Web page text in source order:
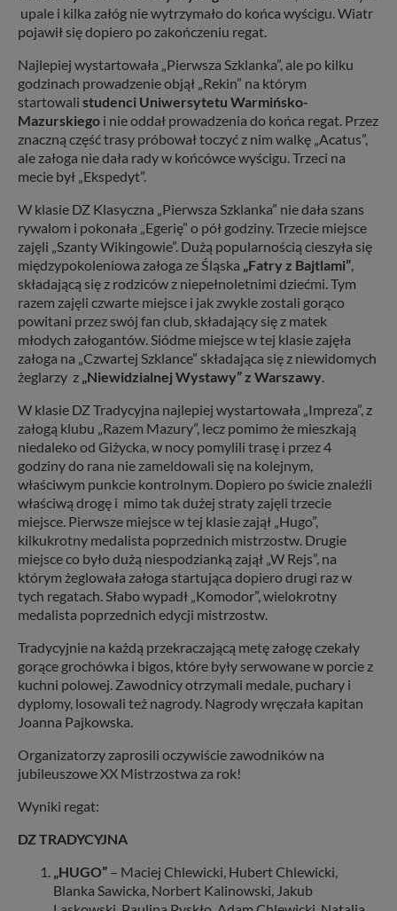
upale i kilka załóg nie wytrzymało do końca wyścigu. Wiatr
pojawił się dopiero po zakończeniu regat.
Najlepiej wystartowała „Pierwsza Szklanka”, ale po kilku
godzinach prowadzenie objął „Rekin” na którym
startowali studenci Uniwersytetu Warmińsko-
Mazurskiego i nie oddał prowadzenia do końca regat. Przez
znaczną część trasy próbował toczyć z nim walkę „Acatus”,
ale załoga nie dała rady w końcówce wyścigu. Trzeci na
mecie był „Ekspedyt”.
W klasie DZ Klasyczna „Pierwsza Szklanka” nie dała szans
rywalom i pokonała „Egerię” o pół godziny. Trzecie miejsce
zajęli „Szanty Wikingowie”. Dużą popularnością cieszyła się
międzypokoleniowa załoga ze Śląska „Fatry z Bajtlami”,
składającą się z rodziców z niepełnoletnimi dziećmi. Tym
razem zajęli czwarte miejsce i jak zwykle zostali gorąco
powitani przez swój fan club, składający się z matek
młodych załogantów. Siódme miejsce w tej klasie zajęła
załoga na „Czwartej Szklance” składająca się z niewidomych
żeglarzy z „Niewidzialnej Wystawy” z Warszawy.
W klasie DZ Tradycyjna najlepiej wystartowała „Impreza”, z
załogą klubu „Razem Mazury”, lecz pomimo że mieszkają
niedaleko od Giżycka, w nocy pomylili trasę i przez 4
godziny do rana nie zameldowali się na kolejnym,
właściwym punkcie kontrolnym. Dopiero po świcie znaleźli
właściwą drogę i mimo tak dużej straty zajęli trzecie
miejsce. Pierwsze miejsce w tej klasie zajął „Hugo”,
kilkukrotny medalista poprzednich mistrzostw. Drugie
miejsce co było dużą niespodzianką zajął „W Rejs”, na
którym żeglowała załoga startująca dopiero drugi raz w
tych regatach. Słabo wypadł „Komodor”, wielokrotny
medalista poprzednich edycji mistrzostw.
Tradycyjnie na każdą przekraczającą metę załogę czekały
gorące grochówka i bigos, które były serwowane w porcie z
kuchni polowej. Zawodnicy otrzymali medale, puchary i
dyplomy, losowali też nagrody. Nagrody wręczała kapitan
Joanna Pajkowska.
Organizatorzy zaprosili oczywiście zawodników na
jubileuszowe XX Mistrzostwa za rok!
Wyniki regat:
DZ TRADYCYJNA
„HUGO” – Maciej Chlewicki, Hubert Chlewicki,
Blanka Sawicka, Norbert Kalinowski, Jakub